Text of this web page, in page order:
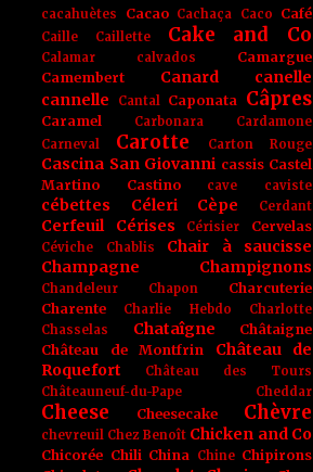
cacahuètes Cacao Cachaça Caco Café
Caille Caillette Cake and Co
Calamar calvados
Camargue
Camembert
Canard
canelle
cannelle
Cantal Caponata Câpres
Caramel Carbonara
Cardamone
Carneval
Carotte Carton Rouge
Cascina San Giovanni cassis Castel
Martino
Castino cave caviste
cébettes Céleri Cèpe Cerdant
Cerfeuil Cérises Cérisier Cervelas
Céviche Chablis
Chair à saucisse
Champagne
Champignons
Chandeleur Chapon
Charcuterie
Charente
Charlie Hebdo
Charlotte
Chasselas
Chataîgne
Châtaigne
Château de Montfrin
Château de
Roquefort
Château des Tours
Châteauneuf-du-Pape
Cheddar
Cheese Cheesecake Chèvre
chevreuil Chez Benoît Chicken and Co
Chicorée Chili China Chine Chipirons